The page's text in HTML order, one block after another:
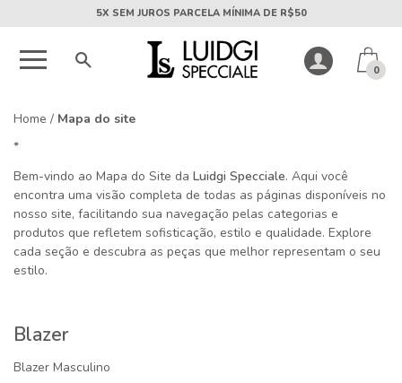
5X SEM JUROS PARCELA MÍNIMA DE R$50
0
Home / Mapa do site
*
Bem-vindo ao Mapa do Site da Luidgi Specciale. Aqui você
encontra uma visão completa de todas as páginas disponíveis no
nosso site, facilitando sua navegação pelas categorias e
produtos que refletem sofisticação, estilo e qualidade. Explore
cada seção e descubra as peças que melhor representam o seu
estilo.
Blazer
Blazer Masculino